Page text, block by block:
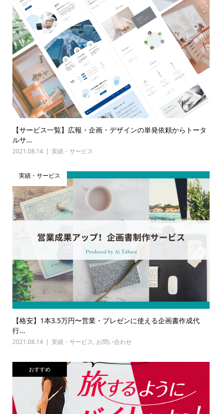
【サービス一覧】広報・企画・デザインの単発依頼からトータ
ルサ...
2021.08.14 実績・サービス
実績・サービス
【格安】1本3.5万円〜営業・プレゼンに使える企画書作成代
行...
2021.08.14 実績・サービス, お問い合わせ
おすすめ